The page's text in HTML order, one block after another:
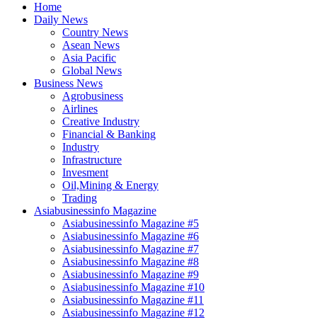
Home
Daily News
Country News
Asean News
Asia Pacific
Global News
Business News
Agrobusiness
Airlines
Creative Industry
Financial & Banking
Industry
Infrastructure
Invesment
Oil,Mining & Energy
Trading
Asiabusinessinfo Magazine
Asiabusinessinfo Magazine #5
Asiabusinessinfo Magazine #6
Asiabusinessinfo Magazine #7
Asiabusinessinfo Magazine #8
Asiabusinessinfo Magazine #9
Asiabusinessinfo Magazine #10
Asiabusinessinfo Magazine #11
Asiabusinessinfo Magazine #12